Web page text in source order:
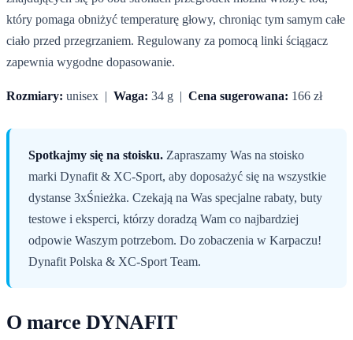
który pomaga obniżyć temperaturę głowy, chroniąc tym samym całe
ciało przed przegrzaniem. Regulowany za pomocą linki ściągacz
zapewnia wygodne dopasowanie.
Rozmiary: unisex | Waga: 34 g | Cena sugerowana: 166 zł
Spotkajmy się na stoisku. Zapraszamy Was na stoisko
marki Dynafit & XC-Sport, aby doposażyć się na wszystkie
dystanse 3xŚnieżka. Czekają na Was specjalne rabaty, buty
testowe i eksperci, którzy doradzą Wam co najbardziej
odpowie Waszym potrzebom. Do zobaczenia w Karpaczu!
Dynafit Polska & XC-Sport Team.
O marce DYNAFIT